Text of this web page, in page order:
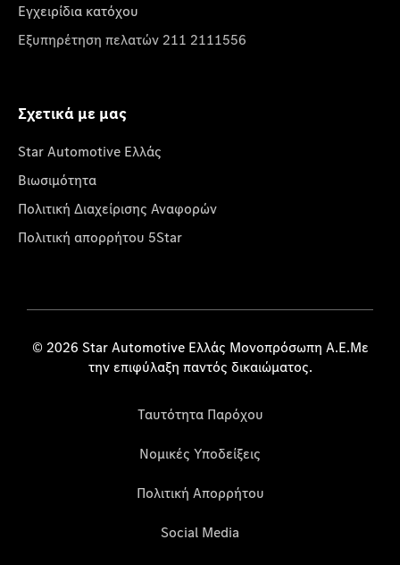
Εγχειρίδια κατόχου
Εξυπηρέτηση πελατών 211 2111556
Σχετικά με μας
Star Automotive Ελλάς
Βιωσιμότητα
Πολιτική Διαχείρισης Αναφορών
Πολιτική απορρήτου 5Star
© 2026 Star Automotive Ελλάς Μονοπρόσωπη Α.Ε.Με
την επιφύλαξη παντός δικαιώματος.
Ταυτότητα Παρόχου
Νομικές Υποδείξεις
Πολιτική Απορρήτου
Social Media